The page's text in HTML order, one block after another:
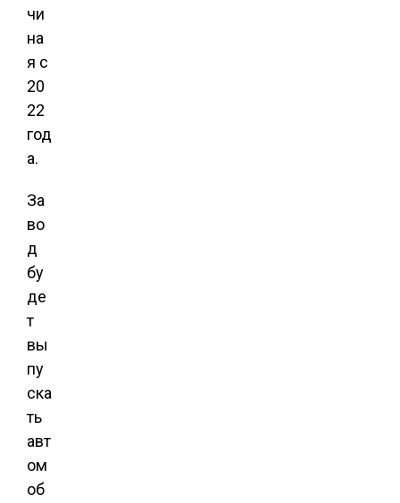
чи
на
я с
20
22
год
а.
За
во
д
бу
де
т
вы
пу
ска
ть
авт
ом
об